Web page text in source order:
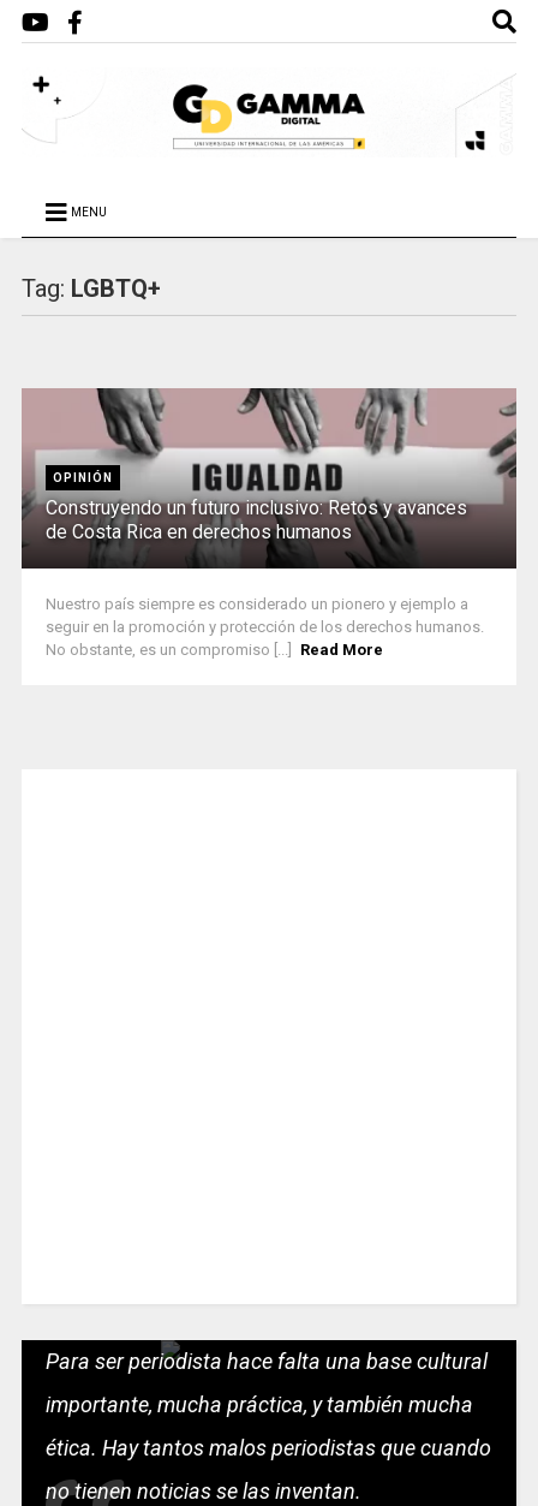
MENU
Tag: LGBTQ+
OPINIÓN
Construyendo un futuro inclusivo: Retos y avances
de Costa Rica en derechos humanos
Nuestro país siempre es considerado un pionero y ejemplo a
seguir en la promoción y protección de los derechos humanos.
No obstante, es un compromiso [...]
Read More
Para ser periodista hace falta una base cultural
importante, mucha práctica, y también mucha
ética. Hay tantos malos periodistas que cuando
no tienen noticias se las inventan.